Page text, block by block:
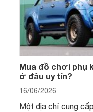
Mua đồ chơi phụ
ở đâu uy tín?
16/06/2026
Một địa chỉ cung